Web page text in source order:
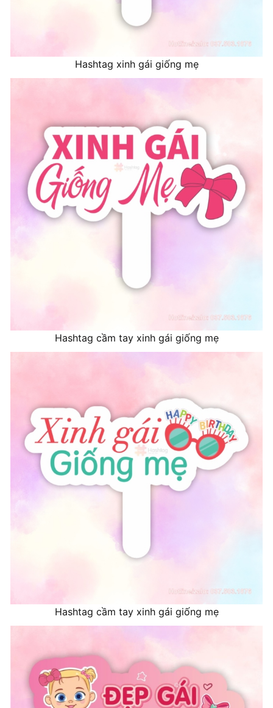
Hashtag xinh gái giống mẹ
Hashtag cầm tay xinh gái giống mẹ
Hashtag cầm tay xinh gái giống mẹ